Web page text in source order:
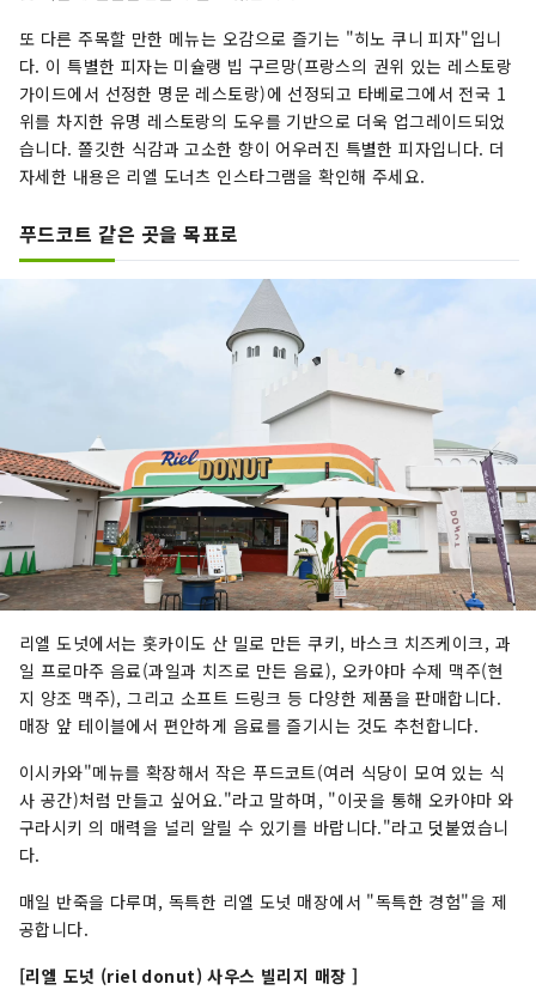
또 다른 주목할 만한 메뉴는 오감으로 즐기는 "히노 쿠니 피자"입니
다. 이 특별한 피자는 미슐랭 빕 구르망(프랑스의 권위 있는 레스토랑
가이드에서 선정한 명문 레스토랑)에 선정되고 타베로그에서 전국 1
위를 차지한 유명 레스토랑의 도우를 기반으로 더욱 업그레이드되었
습니다. 쫄깃한 식감과 고소한 향이 어우러진 특별한 피자입니다. 더
자세한 내용은 리엘 도너츠 인스타그램을 확인해 주세요.
푸드코트 같은 곳을 목표로
리엘 도넛에서는 홋카이도 산 밀로 만든 쿠키, 바스크 치즈케이크, 과
일 프로마주 음료(과일과 치즈로 만든 음료), 오카야마 수제 맥주(현
지 양조 맥주), 그리고 소프트 드링크 등 다양한 제품을 판매합니다.
매장 앞 테이블에서 편안하게 음료를 즐기시는 것도 추천합니다.
이시카와"메뉴를 확장해서 작은 푸드코트(여러 식당이 모여 있는 식
사 공간)처럼 만들고 싶어요."라고 말하며, "이곳을 통해 오카야마 와
구라시키 의 매력을 널리 알릴 수 있기를 바랍니다."라고 덧붙였습니
다.
매일 반죽을 다루며, 독특한 리엘 도넛 매장에서 "독특한 경험"을 제
공합니다.
[리엘 도넛 (riel donut) 사우스 빌리지 매장 ]